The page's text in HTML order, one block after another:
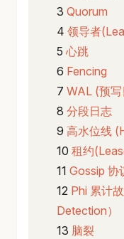
Quorum
领导者
心跳
Fencing
WAL (预
分段日志
高水位线
租约
Gossip 协
Phi 累计
Detection）
脑裂